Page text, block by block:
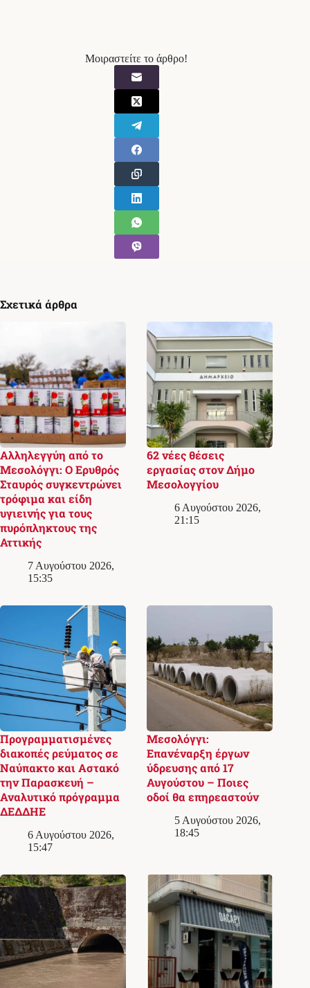
Μοιραστείτε το άρθρο!
Σχετικά άρθρα
Αλληλεγγύη από το
Μεσολόγγι: Ο Ερυθρός
Σταυρός συγκεντρώνει
τρόφιμα και είδη
υγιεινής για τους
πυρόπληκτους της
Αττικής
7 Αυγούστου 2026,
15:35
62 νέες θέσεις
εργασίας στον Δήμο
Μεσολογγίου
6 Αυγούστου 2026,
21:15
Προγραμματισμένες
διακοπές ρεύματος σε
Ναύπακτο και Αστακό
την Παρασκευή –
Αναλυτικό πρόγραμμα
ΔΕΔΔΗΕ
6 Αυγούστου 2026,
15:47
Μεσολόγγι:
Επανέναρξη έργων
ύδρευσης από 17
Αυγούστου – Ποιες
οδοί θα επηρεαστούν
5 Αυγούστου 2026,
18:45